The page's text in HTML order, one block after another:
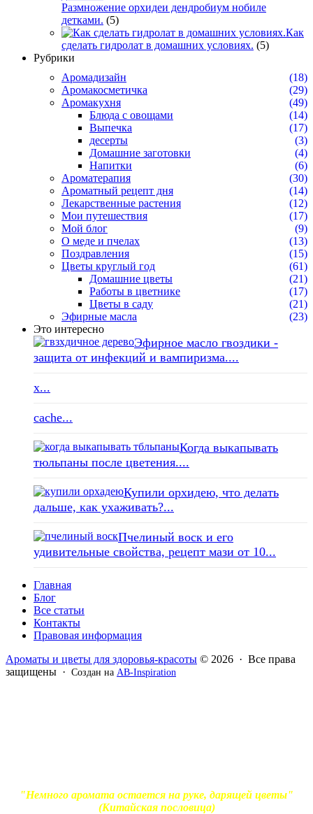
Размножение орхидеи дендробиум нобиле
детками. (5)
Как
сделать гидролат в домашних условиях. (5)
Рубрики
Аромадизайн
(18)
Аромакосметичка
(29)
Аромакухня
(49)
Блюда с овощами
(14)
Выпечка
(17)
десерты
(3)
Домашние заготовки
(4)
Напитки
(6)
Ароматерапия
(30)
Ароматный рецепт дня
(14)
Лекарственные растения
(12)
Мои путешествия
(17)
Мой блог
(9)
О меде и пчелах
(13)
Поздравления
(15)
Цветы круглый год
(61)
Домашние цветы
(21)
Работы в цветнике
(17)
Цветы в саду
(21)
Эфирные масла
(23)
Это интересно
Эфирное масло гвоздики -
защита от инфекций и вампиризма....
x...
cache...
Когда выкапывать
тюльпаны после цветения....
Купили орхидею, что делать
дальше, как ухаживать?...
Пчелиный воск и его
удивительные свойства, рецепт мази от 10...
Главная
Блог
Все статьи
Контакты
Правовая информация
Ароматы и цветы для здоровья-красоты © 2026 · Все права
защищены · Создан на AB-Inspiration
"Немного аромата остается на руке, дарящей цветы"
(Китайская пословица)